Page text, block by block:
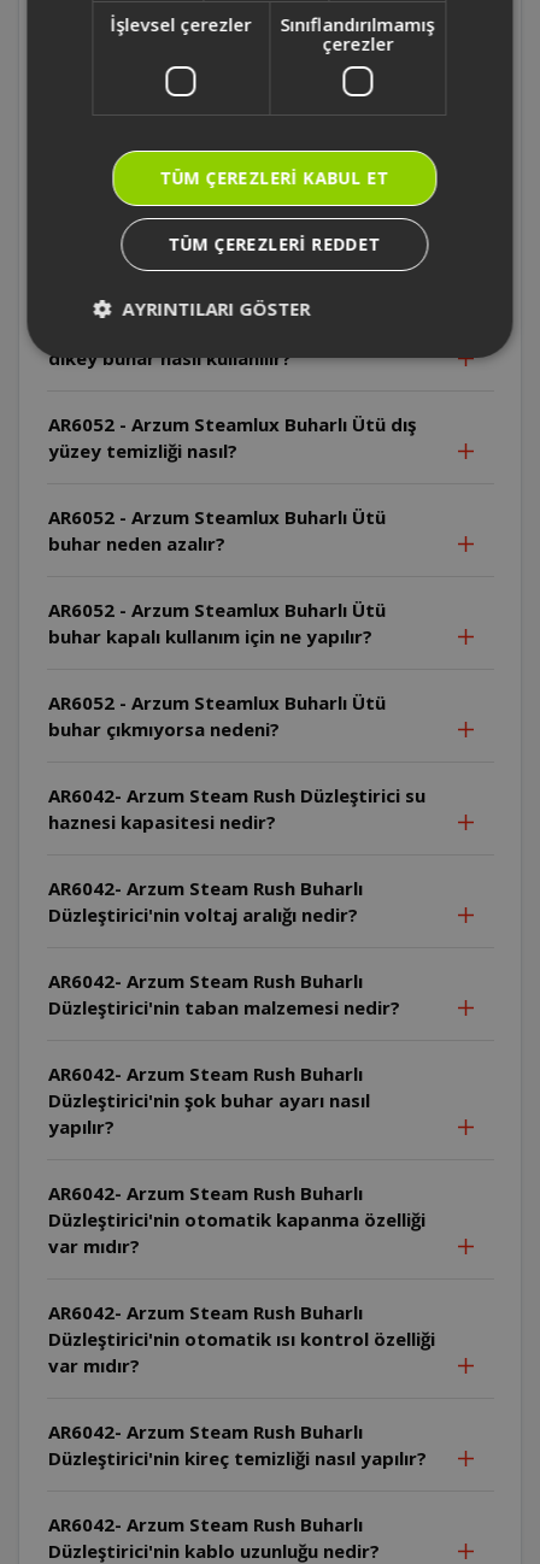
AR6052 - Arzum Steamlux Buharlı Ütü her
sıcaklıkta buhar püskürtür mü?
AR6052 - Arzum Steamlux Buharlı Ütü
hangi taban kullanılmaktadır?
AR6052 - Arzum Steamlux Buharlı Ütü
dikey buhar verebilir mi?
dikey buhar nasıl kullanılır?
AR6052 - Arzum Steamlux Buharlı Ütü dış
yüzey temizliği nasıl?
AR6052 - Arzum Steamlux Buharlı Ütü
buhar neden azalır?
AR6052 - Arzum Steamlux Buharlı Ütü
buhar kapalı kullanım için ne yapılır?
AR6052 - Arzum Steamlux Buharlı Ütü
buhar çıkmıyorsa nedeni?
AR6042- Arzum Steam Rush Düzleştirici su
haznesi kapasitesi nedir?
AR6042- Arzum Steam Rush Buharlı
Düzleştirici'nin voltaj aralığı nedir?
AR6042- Arzum Steam Rush Buharlı
Düzleştirici'nin taban malzemesi nedir?
AR6042- Arzum Steam Rush Buharlı
Düzleştirici'nin şok buhar ayarı nasıl
yapılır?
AR6042- Arzum Steam Rush Buharlı
Düzleştirici'nin otomatik kapanma özelliği
var mıdır?
AR6042- Arzum Steam Rush Buharlı
Düzleştirici'nin otomatik ısı kontrol özelliği
var mıdır?
AR6042- Arzum Steam Rush Buharlı
Düzleştirici'nin kireç temizliği nasıl yapılır?
AR6042- Arzum Steam Rush Buharlı
Düzleştirici'nin kablo uzunluğu nedir?
İşlevsel çerezler
Sınıflandırılmamış
çerezler
TÜM ÇEREZLERI KABUL ET
TÜM ÇEREZLERI REDDET
AYRINTILARI GÖSTER